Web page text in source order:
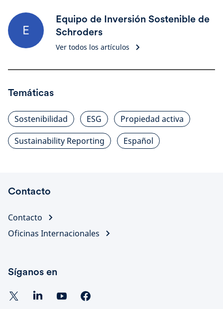
E
Equipo de Inversión Sostenible de
Schroders
Ver todos los artículos
Temáticas
Sostenibilidad ESG
Propiedad activa
Sustainability Reporting
Español
Contacto
Contacto
Oficinas Internacionales
Síganos en